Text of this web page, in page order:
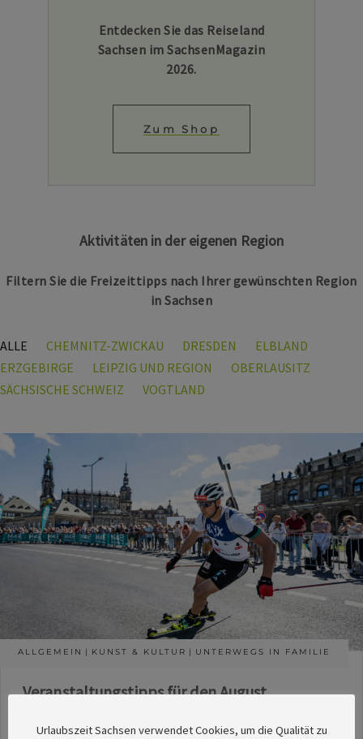
Entdecken Sie das Reiseland
Sachsen im SachsenMagazin
2026.
Zum Shop
Aktivitäten in der eigenen Region
Filtern Sie die Freizeittipps nach Ihrer gewünschten Region
in Sachsen
ALLE CHEMNITZ-ZWICKAU DRESDEN
ELBLAND
ERZGEBIRGE
LEIPZIG UND REGION
OBERLAUSITZ
SÄCHSISCHE SCHWEIZ
VOGTLAND
ALLGEMEIN KUNST & KULTUR UNTERWEGS IN FAMILIE
Veranstaltungstipps für den August
Urlaubszeit Sachsen verwendet Cookies, um die Qualität zu